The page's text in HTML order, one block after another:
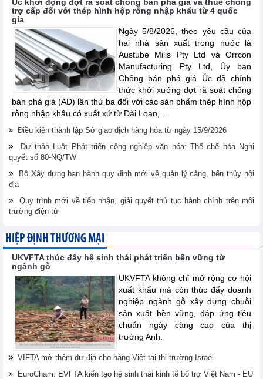
trợ cấp đối với thép hình hộp rỗng nhập khẩu từ 4 quốc
gia
Ngày 5/8/2026, theo yêu cầu của
hai nhà sản xuất trong nước là
Austube Mills Pty Ltd và Orrcon
Manufacturing Pty Ltd, Ủy ban
Chống bán phá giá Úc đã chính
thức khởi xướng đợt rà soát chống
bán phá giá (AD) lần thứ ba đối với các sản phẩm thép hình hộp
rỗng nhập khẩu có xuất xứ từ Đài Loan, ...
Điều kiện thành lập Sở giao dịch hàng hóa từ ngày 15/9/2026
Dự thảo Luật Phát triển công nghiệp văn hóa: Thể chế hóa Nghị
quyết số 80-NQ/TW
Bộ Xây dựng ban hành quy định mới về quản lý cảng, bến thủy nội
địa
Quy trình mới về tiếp nhận, giải quyết thủ tục hành chính trên môi
trường điện tử
HIỆP ĐỊNH THƯƠNG MẠI
UKVFTA thúc đẩy hệ sinh thái phát triển bền vững từ
ngành gỗ
UKVFTA không chỉ mở rộng cơ hội
xuất khẩu mà còn thúc đẩy doanh
nghiệp ngành gỗ xây dựng chuỗi
sản xuất bền vững, đáp ứng tiêu
chuẩn ngày càng cao của thị
trường Anh.
VIFTA mở thêm dư địa cho hàng Việt tại thị trường Israel
EuroCham: EVFTA kiến tạo hệ sinh thái kinh tế bổ trợ Việt Nam - EU